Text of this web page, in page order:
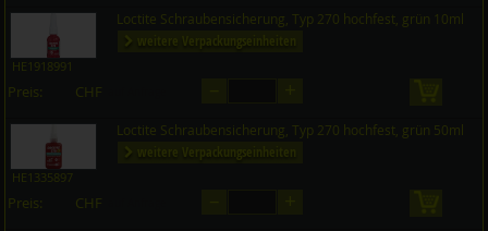
HE1918991
Loctite Schraubensicherung, Typ 270 hochfest, grün 10ml
weitere Verpackungseinheiten
Preis: CHF
HE1335897
Loctite Schraubensicherung, Typ 270 hochfest, grün 50ml
weitere Verpackungseinheiten
Preis: CHF